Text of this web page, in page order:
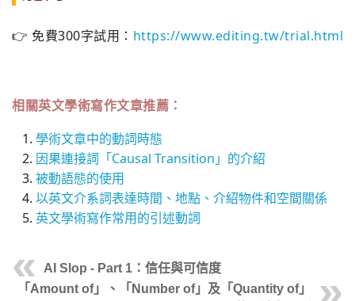
👉 免費300字試用： https://www.editing.tw/trial.html
相關英文學術寫作文章推薦：
學術文章中的動詞時態
因果連接詞「Causal Transition」的介紹
被動語態的使用
以英文介系詞表達時間、地點、介紹物件和空間關係
英文學術寫作常用的引述動詞
AI Slop - Part 1：信任與可信度
「Amount of」、「Number of」及「Quantity of」